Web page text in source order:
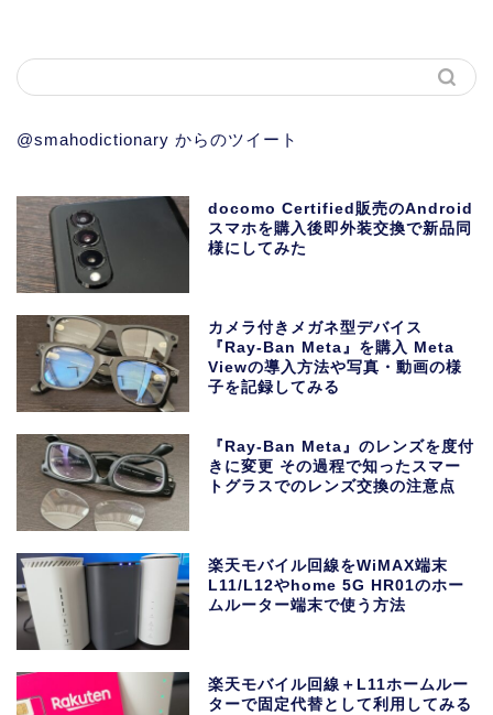
@smahodictionary からのツイート
docomo Certified販売のAndroid
スマホを購入後即外装交換で新品同
様にしてみた
カメラ付きメガネ型デバイス
『Ray-Ban Meta』を購入 Meta
Viewの導入方法や写真・動画の様
子を記録してみる
『Ray-Ban Meta』のレンズを度付
きに変更 その過程で知ったスマー
トグラスでのレンズ交換の注意点
楽天モバイル回線をWiMAX端末
L11/L12やhome 5G HR01のホー
ムルーター端末で使う方法
楽天モバイル回線＋L11ホームルー
ターで固定代替として利用してみる